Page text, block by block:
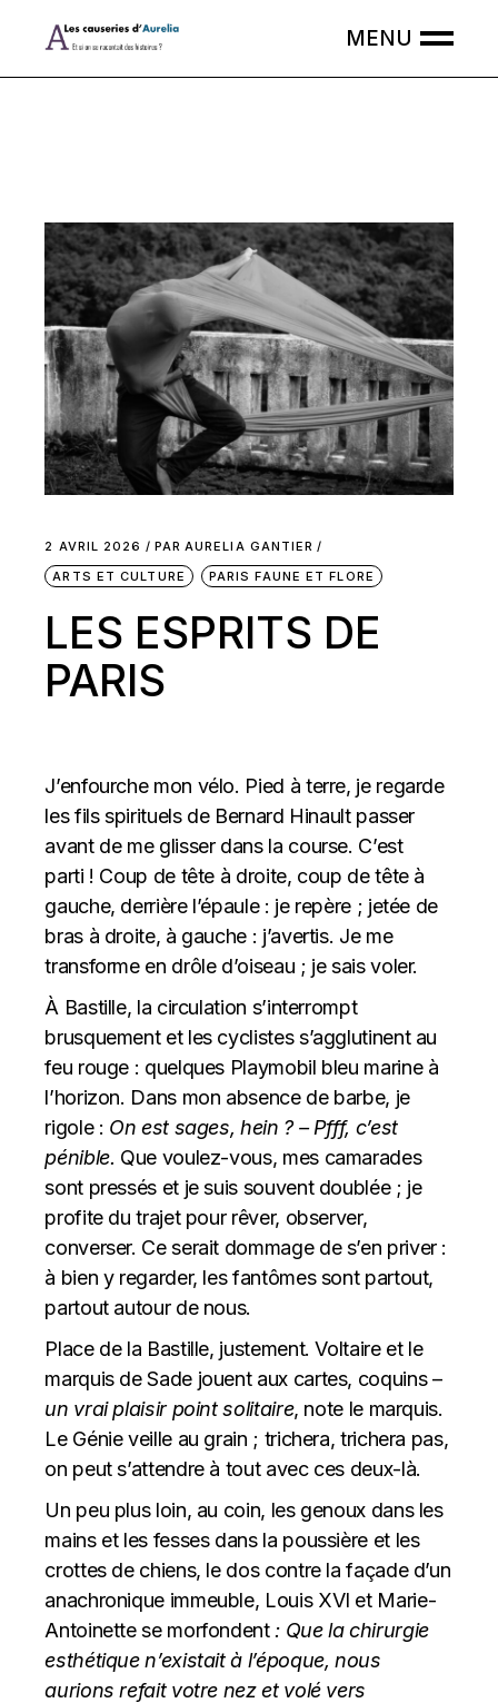
2 AVRIL 2026 PAR AURELIA GANTIER
ARTS ET CULTURE
PARIS FAUNE ET FLORE
LES ESPRITS DE
PARIS
J’enfourche mon vélo. Pied à terre, je regarde
les fils spirituels de Bernard Hinault passer
avant de me glisser dans la course. C’est
parti ! Coup de tête à droite, coup de tête à
gauche, derrière l’épaule : je repère ; jetée de
bras à droite, à gauche : j’avertis. Je me
transforme en drôle d’oiseau ; je sais voler.
À Bastille, la circulation s’interrompt
brusquement et les cyclistes s’agglutinent au
feu rouge : quelques Playmobil bleu marine à
l’horizon. Dans mon absence de barbe, je
rigole : On est sages, hein ? – Pfff, c’est
pénible. Que voulez-vous, mes camarades
sont pressés et je suis souvent doublée ; je
profite du trajet pour rêver, observer,
converser. Ce serait dommage de s’en priver :
à bien y regarder, les fantômes sont partout,
partout autour de nous.
Place de la Bastille, justement. Voltaire et le
marquis de Sade jouent aux cartes, coquins –
un vrai plaisir point solitaire, note le marquis.
Le Génie veille au grain ; trichera, trichera pas,
on peut s’attendre à tout avec ces deux-là.
Un peu plus loin, au coin, les genoux dans les
mains et les fesses dans la poussière et les
crottes de chiens, le dos contre la façade d’un
anachronique immeuble, Louis XVI et Marie-
Antoinette se morfondent : Que la chirurgie
esthétique n’existait à l’époque, nous
aurions refait votre nez et volé vers